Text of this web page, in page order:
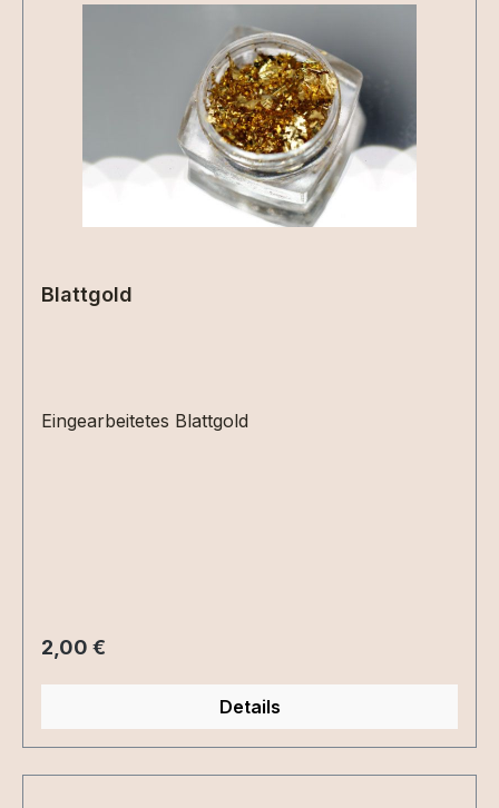
Blattgold
Eingearbeitetes Blattgold
Regulärer Preis:
2,00 €
Details